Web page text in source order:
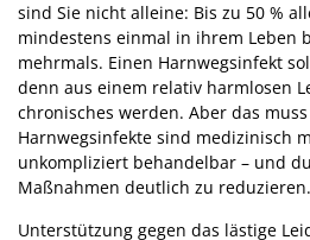
sind Sie nicht alleine: Bis zu 50 %
mindestens einmal in ihrem Leben
mehrmals. Einen Harnwegsinfekt
denn aus einem relativ harmlosen
chronisches werden. Aber das
Harnwegsinfekte sind medizinisch
unkompliziert behandelbar – und
Maßnahmen deutlich zu reduzieren.
Unterstützung gegen das lästige